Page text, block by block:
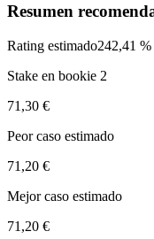
Resumen
Rating estimado242,41 %
Stake en bookie 2
71,30 €
Peor caso estimado
71,20 €
Mejor caso estimado
71,20 €